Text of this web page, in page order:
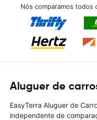
Nós comparamos todos
Aluguer de
EasyTerra Aluguer de
independente de